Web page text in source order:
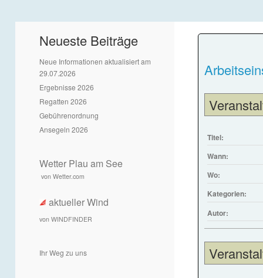
Neueste Beiträge
Neue Informationen aktualisiert am
29.07.2026
Ergebnisse 2026
Regatten 2026
Gebührenordnung
Ansegeln 2026
Wetter Plau am See
von Wetter.com
aktueller Wind
von WINDFINDER
Ihr Weg zu uns
Titel:
Wann:
Wo:
Kategorien:
Autor: